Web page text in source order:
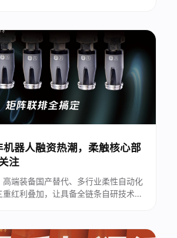
深耕柔性抓取近十年，凭借全链条自主
业规模化落地案例、完善资本背书，成
A/B轮融资......
器人融资热潮，柔触核心部
注
高端装备国产替代、多行业柔性自动化
红利叠加，让具备全链条自研技术、
）深耕柔性抓取末端部件赛道多年，凭